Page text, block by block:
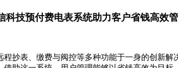
科技预付费电表系统助力客户省钱高效
程抄表、缴费与阀控等多种功能于一身的创新解